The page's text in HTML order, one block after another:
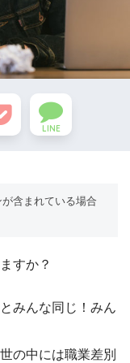
LINE
含まれている場合
すか？
みんな同じ！みん
の中には職業差別